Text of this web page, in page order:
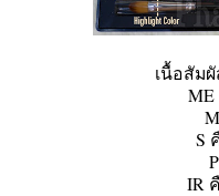
เนื้อสัม
ME
S
IR